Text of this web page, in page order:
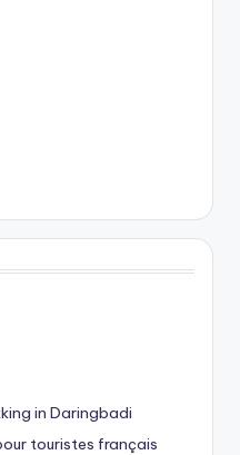
in Daringbadi
touristes français